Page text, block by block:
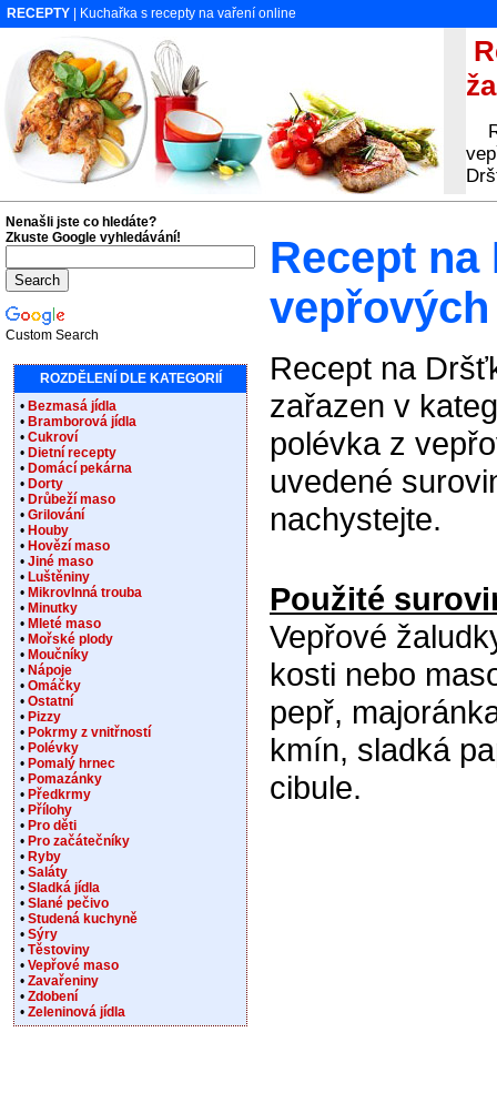
RECEPTY | Kuchařka s recepty na vaření online
Recept
Recept na
zařazen v
polévka z
uvedené
nachystejte.
Použité
Vepřové
kosti nebo
pepř,
kmín, sladká
cibule.
Nenašli jste co hledáte?
Zkuste Google vyhledávání!
Custom Search
ROZDĚLENÍ DLE KATEGORIÍ
• Bezmasá jídla
• Bramborová jídla
• Cukroví
• Dietní recepty
• Domácí pekárna
• Dorty
• Drůbeží maso
• Grilování
• Houby
• Hovězí maso
• Jiné maso
• Luštěniny
• Mikrovlnná trouba
• Minutky
• Mleté maso
• Mořské plody
• Moučníky
• Nápoje
• Omáčky
• Ostatní
• Pizzy
• Pokrmy z vnitřností
• Polévky
• Pomalý hrnec
• Pomazánky
• Předkrmy
• Přílohy
• Pro děti
• Pro začátečníky
• Ryby
• Saláty
• Sladká jídla
• Slané pečivo
• Studená kuchyně
• Sýry
• Těstoviny
• Vepřové maso
• Zavařeniny
• Zdobení
• Zeleninová jídla